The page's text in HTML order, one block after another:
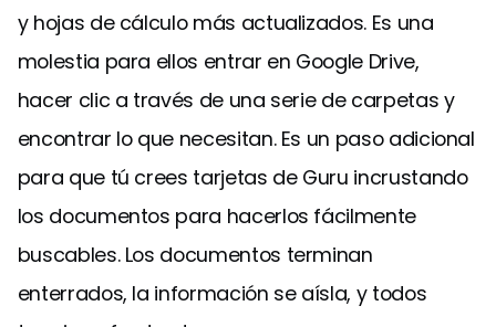
y hojas de cálculo más actualizados. Es una
molestia para ellos entrar en Google Drive,
hacer clic a través de una serie de carpetas y
encontrar lo que necesitan. Es un paso adicional
para que tú crees tarjetas de Guru incrustando
los documentos para hacerlos fácilmente
buscables. Los documentos terminan
enterrados, la información se aísla, y todos